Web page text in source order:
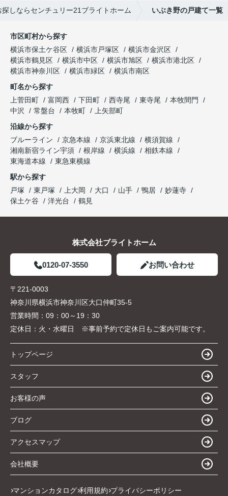
しならセンチュリー21ブライトホーム いぶき野の戸建て一覧
市区町村から探す
横浜市保土ケ谷区
横浜市戸塚区
横浜市金沢区
横浜市鶴見区
横浜市中区 横浜市旭区
横浜市港北区
横浜市神奈川区
横浜市緑区
横浜市南区
町名から探す
上菅田町
富岡西 下田町 西寺尾 東寺尾
本牧間門
中沢
常盤台 本牧町
上矢部町
沿線から探す
ブルーライン
京急本線 京浜東北線
横須賀線
湘南新宿ライン宇須
根岸線 横浜線
相鉄本線
東海道本線
東急東横線
駅から探す
戸塚
東戸塚 上大岡 大口 山手 鴨居
妙蓮寺
保土ケ谷
洋光台 鶴見
株式会社ブライトホーム
0120-07-3550 お問い合わせ
〒221-0003
神奈川県横浜市神奈川区大口仲町35-5
営業時間： 09：00～19：30
定休日： 火・水曜日 ※事前予約で定休日もご案内可能です。
トップページ
スタッフ
お客様の声
ブログ
アクセスマップ
会社概要
マンションカタログ 利用規約 プライバシーポリシー